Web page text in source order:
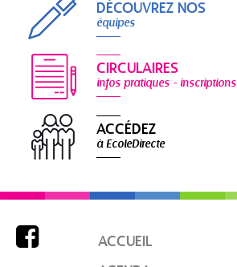
DÉCOUVREZ NOS
équipes
CIRCULAIRES
infos pratiques - inscriptions
ACCÉDEZ
à EcoleDirecte

ACCUEIL